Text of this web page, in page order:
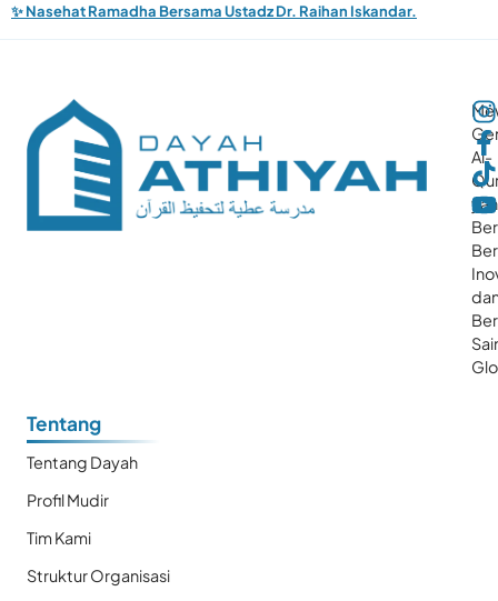
✨ Nasehat Ramadha Bersama Ustadz Dr. Raihan Iskandar.
Al-
Tentang
Tentang Dayah
Profil Mudir
Tim Kami
Struktur Organisasi